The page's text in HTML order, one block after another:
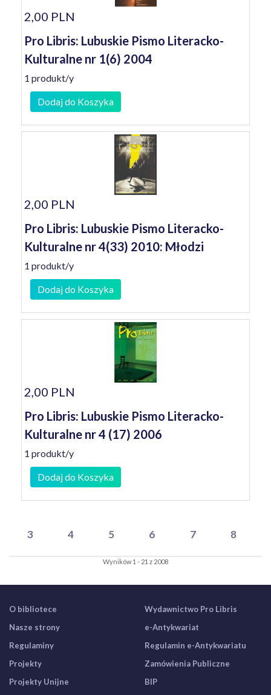
2,00 PLN
Pro Libris: Lubuskie Pismo Literacko-
Kulturalne nr 1(6) 2004
1 produkt/y
Dodaj do Koszyka
2,00 PLN
Pro Libris: Lubuskie Pismo Literacko-
Kulturalne nr 4(33) 2010: Młodzi
1 produkt/y
Dodaj do Koszyka
2,00 PLN
Pro Libris: Lubuskie Pismo Literacko-
Kulturalne nr 4 (17) 2006
1 produkt/y
Dodaj do Koszyka
3 4 5 6 7 8
Wyników 1 - 21 z 2008
O bibliotece
Nasze strony
Regulaminy
Projekty
Projekty Unijne
Wydawnictwo Pro Libris
e-Antykwariat
Regulamin e-Antykwariatu
Zamówienia Publiczne
BIP